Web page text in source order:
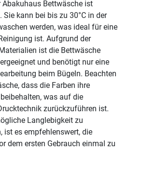
Abakuhaus Bettwäsche ist
Sie kann bei bis zu 30°C in der
werden, was ideal für eine
ist. Aufgrund der
ist die Bettwäsche
und benötigt nur eine
beim Bügeln. Beachten
dass die Farben ihre
was auf die
zurückzuführen ist.
Langlebigkeit zu
ist es empfehlenswert, die
dem ersten Gebrauch einmal zu